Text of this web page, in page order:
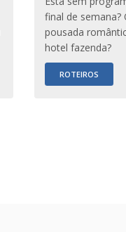
final de semana?
pousada
hotel fazenda?
ROTEIROS